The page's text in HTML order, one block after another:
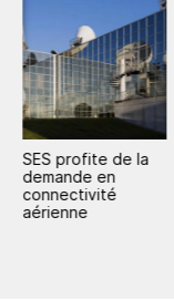
SES profite de la
demande en
connectivité
aérienne